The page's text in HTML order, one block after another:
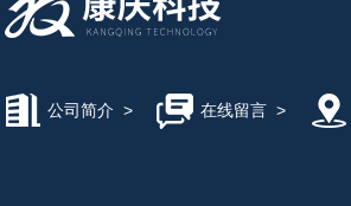
公司简介 > 在线留言>